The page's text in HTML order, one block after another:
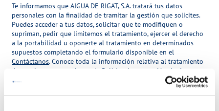
a
r
c
h
i
Te informamos queAIGUA DE RIGAT, S.A.tratará tus datos
personales con la finalidad de tramitar la gestión que solicites.
Puedes acceder a tus datos, solicitar que te modifiquen o
supriman, pedir que limitemos el tratamiento, ejercer el derecho
a la portabilidad u oponerte al tratamiento en determinados
supuestos completando el formulario disponible en el
Contáctanos. Conoce toda la información relativa al tratamiento
de tus datos personales en la Política de protección de datos
correspondiente al municipio sobre el que efectúas el trámite.